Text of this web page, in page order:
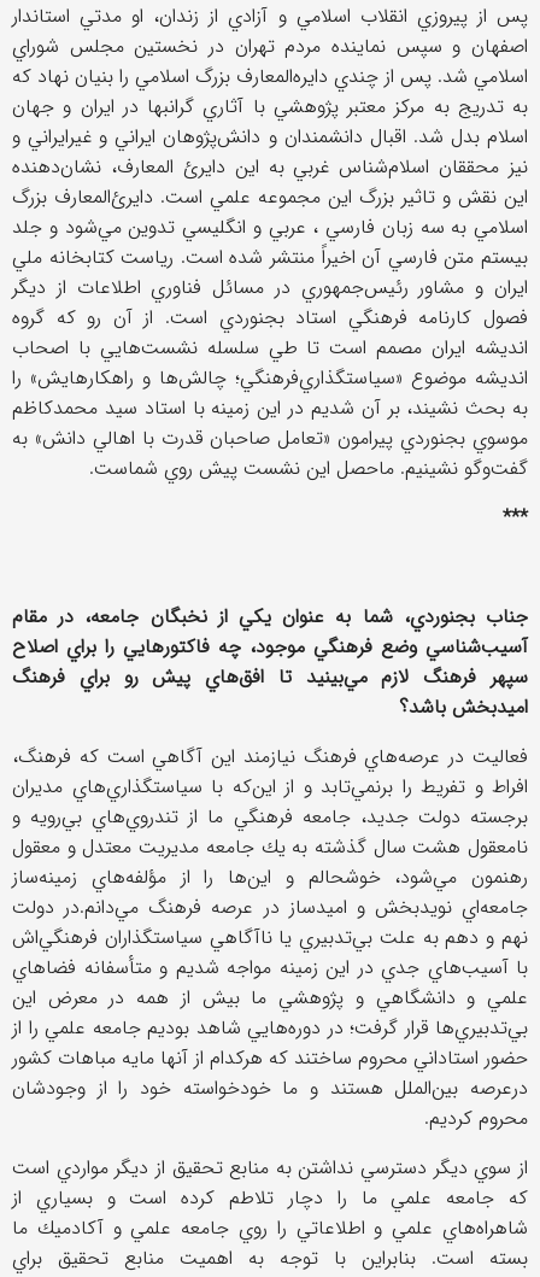
پس از پيروزي انقلاب اسلامي و آزادي از زندان، او مدتي استاندار
اصفهان و سپس نماينده مردم تهران در نخستين مجلس شوراي
اسلامي شد. پس از چندي دايره‌المعارف بزرگ اسلامي را بنيان نهاد كه
به تدريج به مركز معتبر پژوهشي با آثاري گرانبها در ايران و جهان
اسلام بدل شد. اقبال دانشمندان و دانش‌پژوهان ايراني و غيرايراني و
نيز محققان اسلام‌شناس غربي به اين دايرئ ‌المعارف، نشان‌دهنده
اين نقش و تاثير بزرگ اين مجموعه علمي است. دايرئ‌المعارف بزرگ
اسلامي به سه زبان فارسي ، عربي و انگليسي تدوين مي‌شود و جلد
بيستم متن فارسي آن اخيراً منتشر شده است. رياست كتابخانه ملي
ايران و مشاور رئيس‌جمهوري در مسائل فناوري اطلاعات از ديگر
فصول كارنامه فرهنگي استاد بجنوردي است. از آن رو كه گروه
انديشه ايران مصمم است تا طي سلسله نشست‌هايي با اصحاب
انديشه موضوع «سياستگذاري‌فرهنگي؛ چالش‌ها و راهكارهايش» را
به بحث نشيند، بر آن شديم در اين زمينه با استاد سيد محمدكاظم
موسوي بجنوردي پيرامون «تعامل صاحبان قدرت با اهالي دانش» به
گفت‌وگو نشينيم. ماحصل اين نشست پيش روي شماست.
***
جناب بجنوردي، شما به عنوان يكي از نخبگان جامعه، در مقام
آسيب‌شناسي وضع فرهنگي موجود، چه فاكتورهايي را براي اصلاح
سپهر فرهنگ لازم مي‌بينيد تا افق‌هاي پيش رو براي فرهنگ
اميدبخش باشد؟
فعاليت در عرصه‌هاي فرهنگ نيازمند اين آگاهي است كه فرهنگ،
افراط و تفريط را برنمي‌تابد و از اين‌كه با سياستگذاري‌هاي مديران
برجسته دولت جديد، جامعه فرهنگي ما از تندروي‌هاي بي‌رويه و
نامعقول هشت سال گذشته به يك جامعه مديريت معتدل و معقول
رهنمون مي‌شود، خوشحالم و اين‌ها را از مؤلفه‌هاي زمينه‌ساز
جامعه‌اي نويدبخش و اميدساز در عرصه فرهنگ مي‌دانم.در دولت
نهم و دهم به علت بي‌تدبيري يا نا‌آگاهي سياستگذاران فرهنگي‌اش
با آسيب‌هاي جدي در اين زمينه مواجه شديم و متأسفانه فضاهاي
علمي و دانشگاهي و پژوهشي ما بيش از همه در معرض اين
بي‌تدبيري‌ها قرار گرفت؛ در دوره‌هايي شاهد بوديم جامعه علمي را از
حضور استاداني محروم ساختند كه هركدام از آنها مايه مباهات كشور
درعرصه بين‌الملل هستند و ما خودخواسته خود را از وجودشان
محروم كرديم.
از سوي ديگر دسترسي نداشتن به منابع تحقيق از ديگر مواردي است
كه جامعه علمي ما را دچار تلاطم كرده است و بسياري از
شاهراه‌هاي علمي و اطلاعاتي را روي جامعه علمي و آكادميك ما
بسته است. بنابراين با توجه به اهميت منابع تحقيق براي